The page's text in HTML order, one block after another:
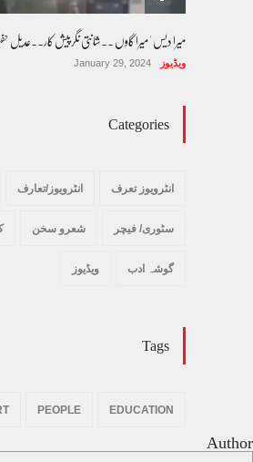
میرا دیس ' میرا گاوں ۔۔شانتی نگرپیش کار۔۔عدیل
ویڈیوز January 29, 2024
Categories
انٹرویوز تعرف انٹرویوز/تعارف
سٹوری/ فیچر شعرو سخن
گوشہ ادب ویڈیوز
Tags
EDUCATION
PEOPLE
Author